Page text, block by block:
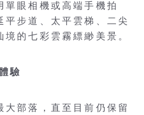
單眼相機或高端手機拍
平步道、太平雲梯、二尖
的七彩雲霧縹緲美景。
驗
大部落，直至目前仍保留